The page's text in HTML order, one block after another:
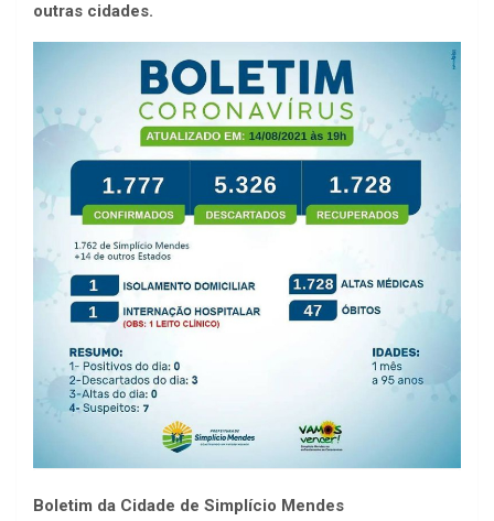
outras cidades.
Boletim da Cidade de Simplício Mendes